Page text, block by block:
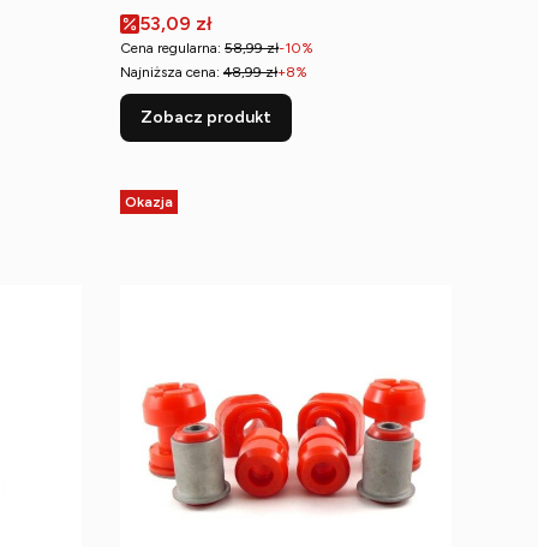
Cena promocyjna
53,09 zł
Cena regularna: 58,99 zł-10%
Najniższa cena: 48,99 zł+8%
Zobacz produkt
Okazja